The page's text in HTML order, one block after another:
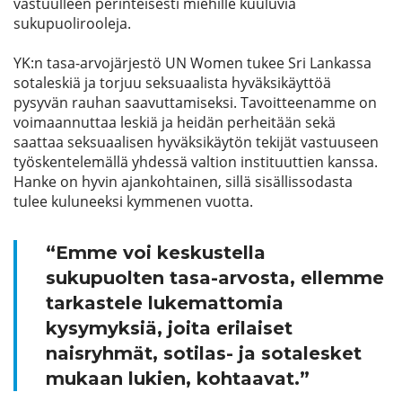
sukupuolirooleja.
YK:n tasa-arvojärjestö UN Women tukee Sri Lankassa
sotaleskiä ja torjuu seksuaalista hyväksikäyttöä
pysyvän rauhan saavuttamiseksi. Tavoitteenamme on
voimaannuttaa leskiä ja heidän perheitään sekä
saattaa seksuaalisen hyväksikäytön tekijät vastuuseen
työskentelemällä yhdessä valtion instituuttien kanssa.
Hanke on hyvin ajankohtainen, sillä sisällissodasta
tulee kuluneeksi kymmenen vuotta.
“Emme voi keskustella
sukupuolten tasa-arvosta, ellemme
tarkastele lukemattomia
kysymyksiä, joita erilaiset
naisryhmät, sotilas- ja sotalesket
mukaan lukien, kohtaavat.”